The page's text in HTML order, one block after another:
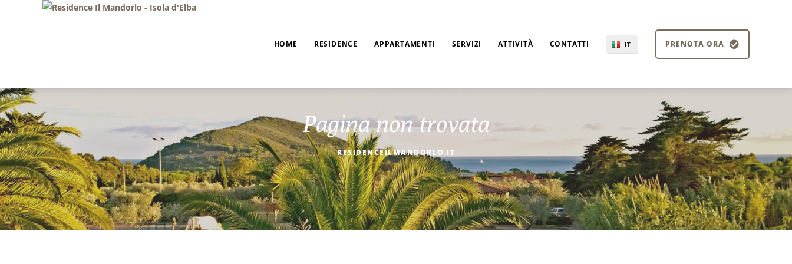
HOME RESIDENCE APPARTAMENTI SERVIZI ATTIVITÀ CONTATTI IT PRENOTA ORA
Pagina non trovata
RESIDENCEILMANDORLO.IT